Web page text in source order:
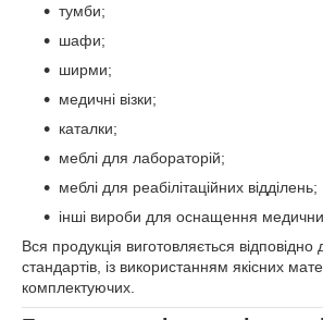
тумби;
шафи;
ширми;
медичні візки;
каталки;
меблі для лабораторій;
меблі для реабілітаційних відділень;
інші вироби для оснащення
Вся продукція виготовляється відповідно
стандартів, із використанням якісних
комплектуючих.